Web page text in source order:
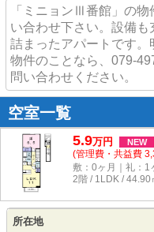
「ミニョンⅢ番館」の
い合わせ下さい。設備
詰まったアパートです
物件のことなら、079-
問い合わせください。
空室一覧
5.9万円 NEW
(管理費・共益費
敷：0ヶ月｜礼：1
2階 / 1LDK / 44.90
所在地